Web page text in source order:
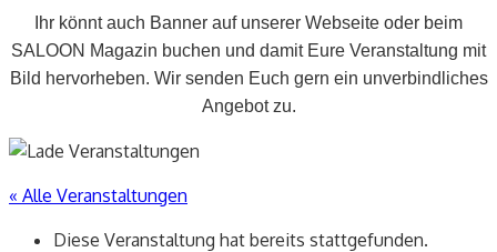
Ihr könnt auch Banner auf unserer Webseite oder beim
SALOON Magazin buchen und damit Eure Veranstaltung mit
Bild hervorheben. Wir senden Euch gern ein unverbindliches
Angebot zu.
« Alle Veranstaltungen
Diese Veranstaltung hat bereits stattgefunden.